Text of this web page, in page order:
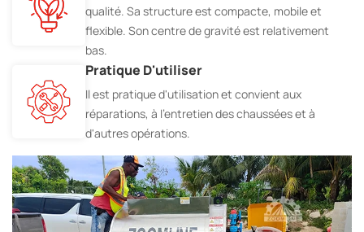
qualité. Sa structure est compacte, mobile et
flexible. Son centre de gravité est relativement
bas.
Pratique D'utiliser
Il est pratique d'utilisation et convient aux
réparations, à l'entretien des chaussées et à
d'autres opérations.